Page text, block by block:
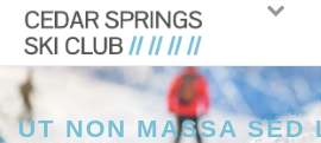
UT NON MASSA SED